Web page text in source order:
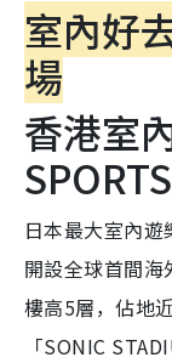
室內好
場
香港室
SPORTS
日本最大室內
開設全球首間海
樓高5層，佔地
「SONIC